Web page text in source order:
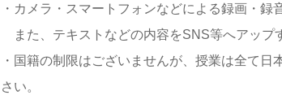
・カメラ・スマートフォンなどによる録画・録
また、テキストなどの内容をSNS等へアップ
・国籍の制限はございませんが、授業は全て
さい。